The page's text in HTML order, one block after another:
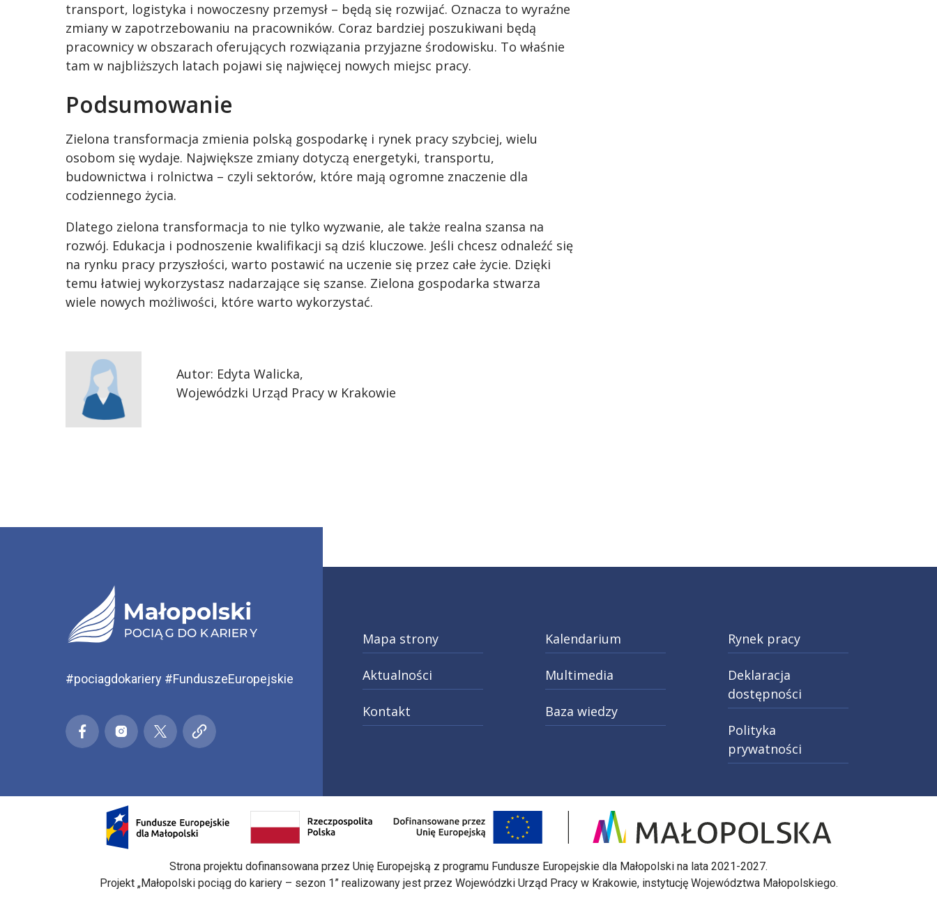
transport, logistyka i nowoczesny przemysł – będą się rozwijać. Oznacza to wyraźne
zmiany w zapotrzebowaniu na pracowników. Coraz bardziej poszukiwani będą
pracownicy w obszarach oferujących rozwiązania przyjazne środowisku. To właśnie
tam w najbliższych latach pojawi się najwięcej nowych miejsc pracy.
Podsumowanie
Zielona transformacja zmienia polską gospodarkę i rynek pracy szybciej, wielu
osobom się wydaje. Największe zmiany dotyczą energetyki, transportu,
budownictwa i rolnictwa – czyli sektorów, które mają ogromne znaczenie dla
codziennego życia.
Dlatego zielona transformacja to nie tylko wyzwanie, ale także realna szansa na
rozwój. Edukacja i podnoszenie kwalifikacji są dziś kluczowe. Jeśli chcesz odnaleźć się
na rynku pracy przyszłości, warto postawić na uczenie się przez całe życie. Dzięki
temu łatwiej wykorzystasz nadarzające się szanse. Zielona gospodarka stwarza
wiele nowych możliwości, które warto wykorzystać.
Autor: Edyta Walicka,
Wojewódzki Urząd Pracy w Krakowie
#pociagdokariery #FunduszeEuropejskie
Małopolski pociąg do kariery
Małopolski pociąg do kariery
Małopolski pociąg do kariery
Małopolski pociąg do kariery
Mapa strony
Aktualności
Kontakt
Kalendarium
Multimedia
Baza wiedzy
Rynek pracy
Deklaracja
dostępności
Polityka
prywatności
Otwarcie w nowej karcie: Przejdź do strony Fundusze Europejskie dla Małopolski 2021-2027Otwarcie w nowej karcie: Przejdź do strony O projekcie. Informacja o dofinansowaniu przez
Otwarcie w nowej karcie: Przejdź do strony Logo 4
Strona projektu dofinansowana przez Unię Europejską z programu Fundusze Europejskie dla Małopolski na lata 2021-2027.
Projekt „Małopolski pociąg do kariery – sezon 1” realizowany jest przez Wojewódzki Urząd Pracy w Krakowie, instytucję Województwa Małopolskiego.